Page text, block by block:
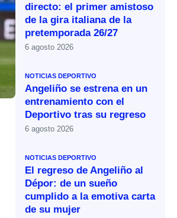
directo: el primer amistoso
de la gira italiana de la
pretemporada 26/27
6 agosto 2026
NOTICIAS DEPORTIVO
Angeliño se estrena en un
entrenamiento con el
Deportivo tras su regreso
6 agosto 2026
NOTICIAS DEPORTIVO
El regreso de Angeliño al
Dépor: de un sueño
cumplido a la emotiva carta
de su mujer